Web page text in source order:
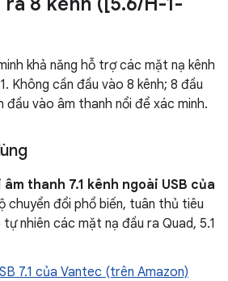
khả năng hỗ trợ các mặt nạ kênh
Không cần đầu vào 8 kênh; 8 đầu
vào âm thanh nổi để xác minh.
thanh 7.1 kênh ngoài USB của
chuyển đổi phổ biến, tuân thủ tiêu
nhiên các mặt nạ đầu ra Quad, 5.1
7.1 của Vantec (trên Amazon)